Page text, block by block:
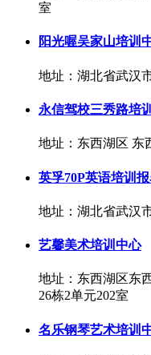
室
阳光喔吴家山培训
地址：湖北省武汉
永信驾校三秀路培
地址：东西湖区 东
英孚70P英语培训
地址：湖北省武汉
艺馨美术培训中心
地址：东西湖区东
26栋2单元202室
名乐钢琴艺术培训